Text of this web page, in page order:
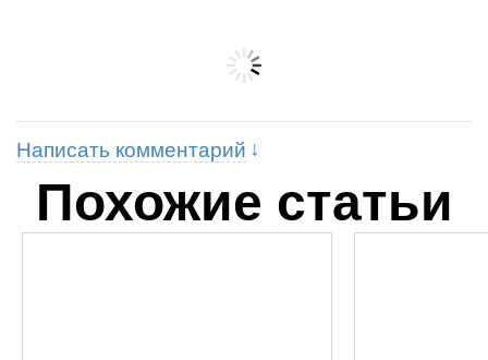
Написать комментарий
Похожие статьи